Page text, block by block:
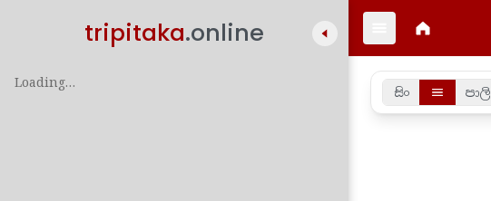
tripitaka.online
Loading…
සිං පාලි